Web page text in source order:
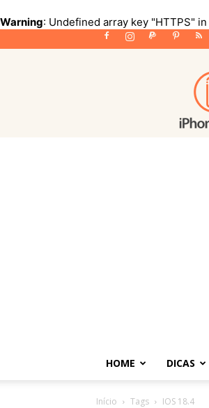
Warning: Undefined array key "HTTPS" in
HOME DICAS
Início Tags IOS 18.4